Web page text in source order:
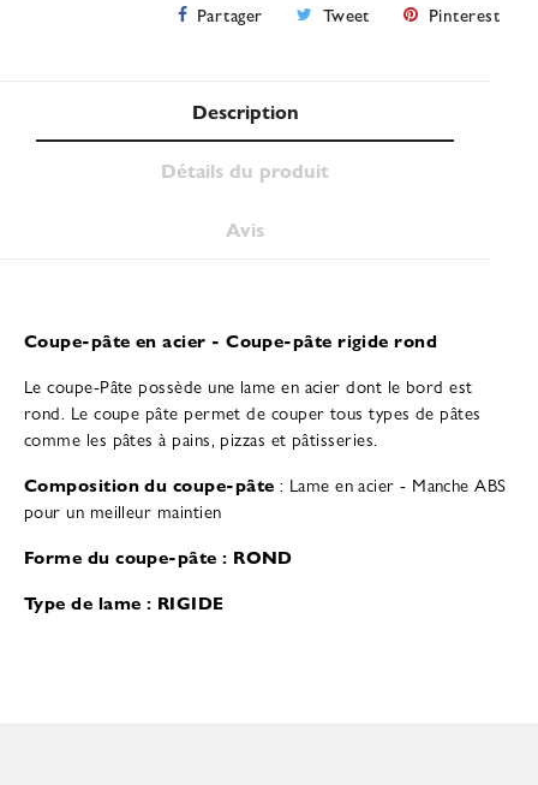
Partager Tweet Pinterest
Description
Détails du produit
Avis
Coupe-pâte en acier - Coupe-pâte rigide rond
Le coupe-Pâte possède une lame en acier dont le bord est
rond. Le coupe pâte permet de couper tous types de pâtes
comme les pâtes à pains, pizzas et pâtisseries.
Composition du coupe-pâte : Lame en acier - Manche ABS
pour un meilleur maintien
Forme du coupe-pâte : ROND
Type de lame : RIGIDE